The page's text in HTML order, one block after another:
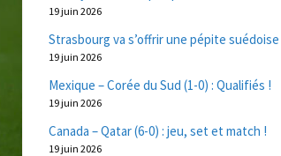
19 juin 2026
Strasbourg va s’offrir une pépite suédoise
19 juin 2026
Mexique – Corée du Sud (1-0) : Qualifiés !
19 juin 2026
Canada – Qatar (6-0) : jeu, set et match !
19 juin 2026